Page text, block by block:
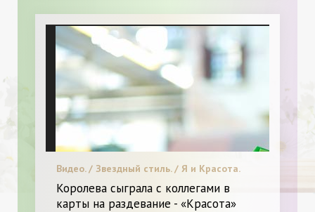
Видео. / Звездный стиль. / Я и Красота.
Королева сыграла с коллегами в
карты на раздевание - «Красота»